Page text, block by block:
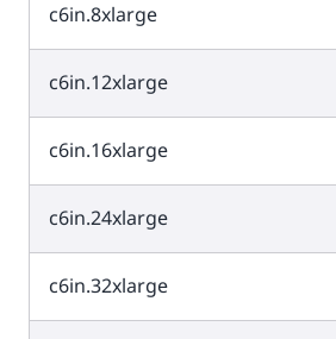
8 16
vCPU
16 32
c6in.8xlarge
vCPU
32 64
c6in.12xlarge
vCPU
48 96
c6in.16xlarge
vCPU
64 128
c6in.24xlarge
vCPU
c6in.32xlarge